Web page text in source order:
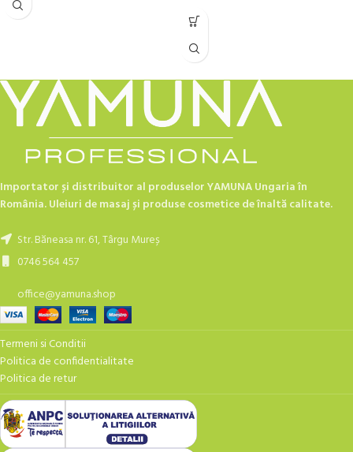
Importator și distribuitor al produselor YAMUNA Ungaria în
România. Uleiuri de masaj și produse cosmetice de înaltă calitate.
Str. Băneasa nr. 61, Târgu Mureș
0746 564 457
office@yamuna.shop
Termeni si Conditii
Politica de confidentialitate
Politica de retur